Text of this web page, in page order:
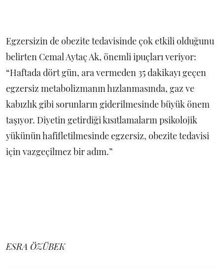
Egzersizin de obezite tedavisinde çok etkili olduğunu
belirten Cemal Aytaç Ak, önemli ipuçları veriyor:
“Haftada dört gün, ara vermeden 35 dakikayı geçen
egzersiz metabolizmanın hızlanmasında, gaz ve
kabızlık gibi sorunların giderilmesinde büyük önem
taşıyor. Diyetin getirdiği kısıtlamaların psikolojik
yükünün hafifletilmesinde egzersiz, obezite tedavisi
için vazgeçilmez bir adım.”
ESRA ÖZÜBEK